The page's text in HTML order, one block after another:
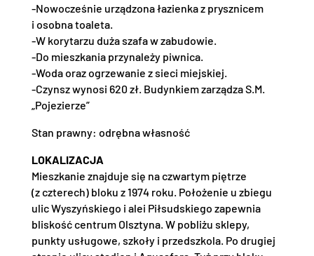
-Nowocześnie urządzona łazienka z prysznicem
i osobna toaleta.
-W korytarzu duża szafa w zabudowie.
-Do mieszkania przynależy piwnica.
-Woda oraz ogrzewanie z sieci miejskiej.
-Czynsz wynosi 620 zł. Budynkiem zarządza S.M.
„Pojezierze”
Stan prawny: odrębna własność
LOKALIZACJA
Mieszkanie znajduje się na czwartym piętrze
(z czterech) bloku z 1974 roku. Położenie u zbiegu
ulic Wyszyńskiego i alei Piłsudskiego zapewnia
bliskość centrum Olsztyna. W pobliżu sklepy,
punkty usługowe, szkoły i przedszkola. Po drugiej